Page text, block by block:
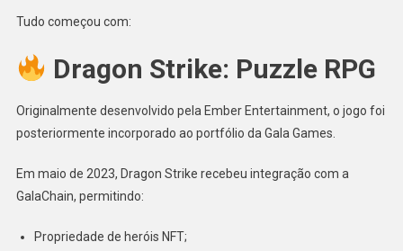
Tudo começou com:
Dragon Strike: Puzzle RPG
Originalmente desenvolvido pela Ember Entertainment, o jogo foi
posteriormente incorporado ao portfólio da Gala Games.
Em maio de 2023, Dragon Strike recebeu integração com a
GalaChain, permitindo:
Propriedade de heróis NFT;